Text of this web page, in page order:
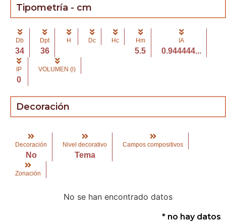
Tipometría - cm
Db
34
Dpt
36
H Dc Hc Hm
5.5
IA
0.944444...
IP
0
VOLUMEN (l)
Decoración
Decoración
No
Nivel decorativo
Tema
Campos compositivos
Zonación
No se han encontrado datos
* no hay datos